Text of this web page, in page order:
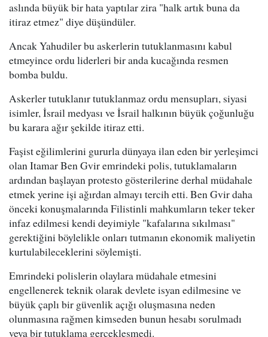
aslında büyük bir hata yaptılar zira "halk artık buna da
itiraz etmez" diye düşündüler.
Ancak Yahudiler bu askerlerin tutuklanmasını kabul
etmeyince ordu liderleri bir anda kucağında resmen
bomba buldu.
Askerler tutuklanır tutuklanmaz ordu mensupları, siyasi
isimler, İsrail medyası ve İsrail halkının büyük çoğunluğu
bu karara ağır şekilde itiraz etti.
Faşist eğilimlerini gururla dünyaya ilan eden bir yerleşimci
olan Itamar Ben Gvir emrindeki polis, tutuklamaların
ardından başlayan protesto gösterilerine derhal müdahale
etmek yerine işi ağırdan almayı tercih etti. Ben Gvir daha
önceki konuşmalarında Filistinli mahkumların teker teker
infaz edilmesi kendi deyimiyle "kafalarına sıkılması"
gerektiğini böylelikle onları tutmanın ekonomik maliyetin
kurtulabileceklerini söylemişti.
Emrindeki polislerin olaylara müdahale etmesini
engellenerek teknik olarak devlete isyan edilmesine ve
büyük çaplı bir güvenlik açığı oluşmasına neden
olunmasına rağmen kimseden bunun hesabı sorulmadı
veya bir tutuklama gerçekleşmedi.